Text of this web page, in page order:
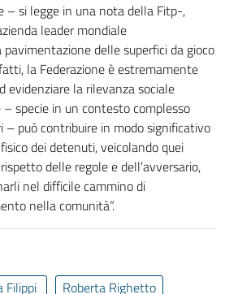
– si legge in una nota della Fitp-,
leader mondiale
delle superfici da gioco
la Federazione è estremamente
evidenziare la rilevanza sociale
specie in un contesto complesso
– può contribuire in modo significativo
dei detenuti, veicolando quei
delle regole e dell’avversario,
nel difficile cammino di
nella comunità”.
Filippi Roberta Righetto